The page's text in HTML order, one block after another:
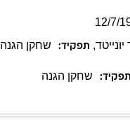
12/7/
, תפקיד: שחקן הגנה
תפקיד: שחקן הגנה